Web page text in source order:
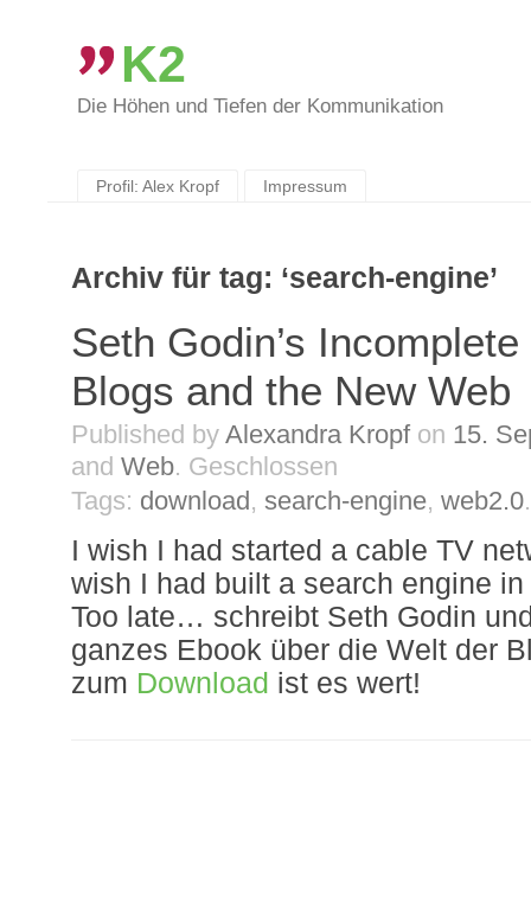
K2
Die Höhen und Tiefen der Kommunikation
Profil: Alex Kropf
Impressum
Archiv für tag: ‘search-engine’
Seth Godin’s
Blogs and the New Web
Published by Alexandra Kropf on 15.
and Web. Geschlossen
Tags: download , search-engine, web2.0.
I wish I had started a cable TV
wish I had built a search engine in
Too late… schreibt Seth Godin
ganzes Ebook über die Welt der
zum Download ist es wert!